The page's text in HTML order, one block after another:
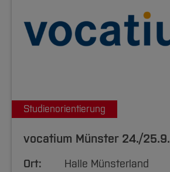
Studienorientierung
vocatium Münster 24./25.9.
Ort:
Halle Münsterland